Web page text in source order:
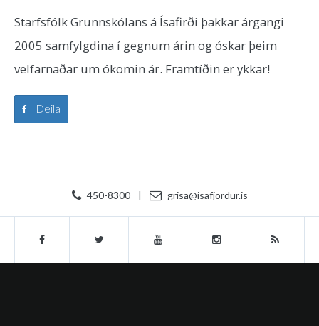
Starfsfólk Grunnskólans á Ísafirði þakkar árgangi
2005 samfylgdina í gegnum árin og óskar þeim
velfarnaðar um ókomin ár. Framtíðin er ykkar!
Deila
450-8300 | grisa@isafjordur.is